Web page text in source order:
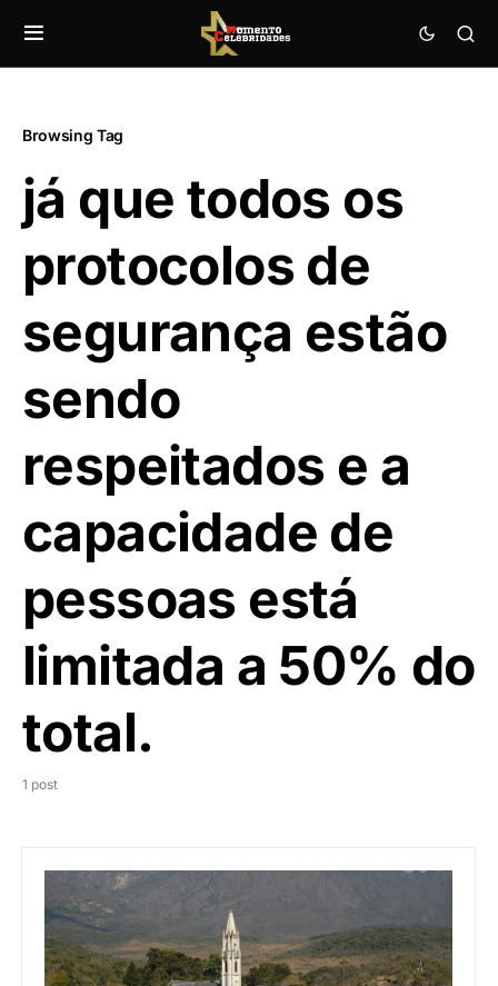
Browsing Tag
já que todos os
protocolos de
segurança estão
sendo
respeitados e a
capacidade de
pessoas está
limitada a 50% do
total.
1 post